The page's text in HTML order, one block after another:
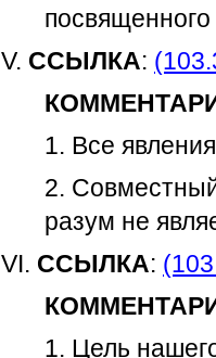
V. ССЫЛКА:
1. Все
2.
разум не
VI. ССЫЛКА:
1. Цель